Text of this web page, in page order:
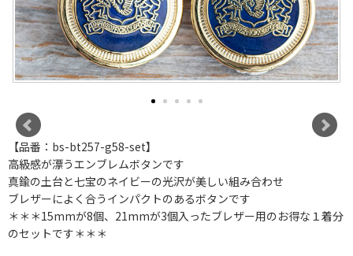
【品番：bs-bt257-g58-set】
高級感が漂うエンブレムボタンです
真鍮の土台と七宝のネイビーの光沢が美しい組み合わせ
ブレザーによく合うインパクトのあるボタンです
＊＊＊15mmが8個、21mmが3個入ったブレザー用のお得な１着分
のセットです＊＊＊